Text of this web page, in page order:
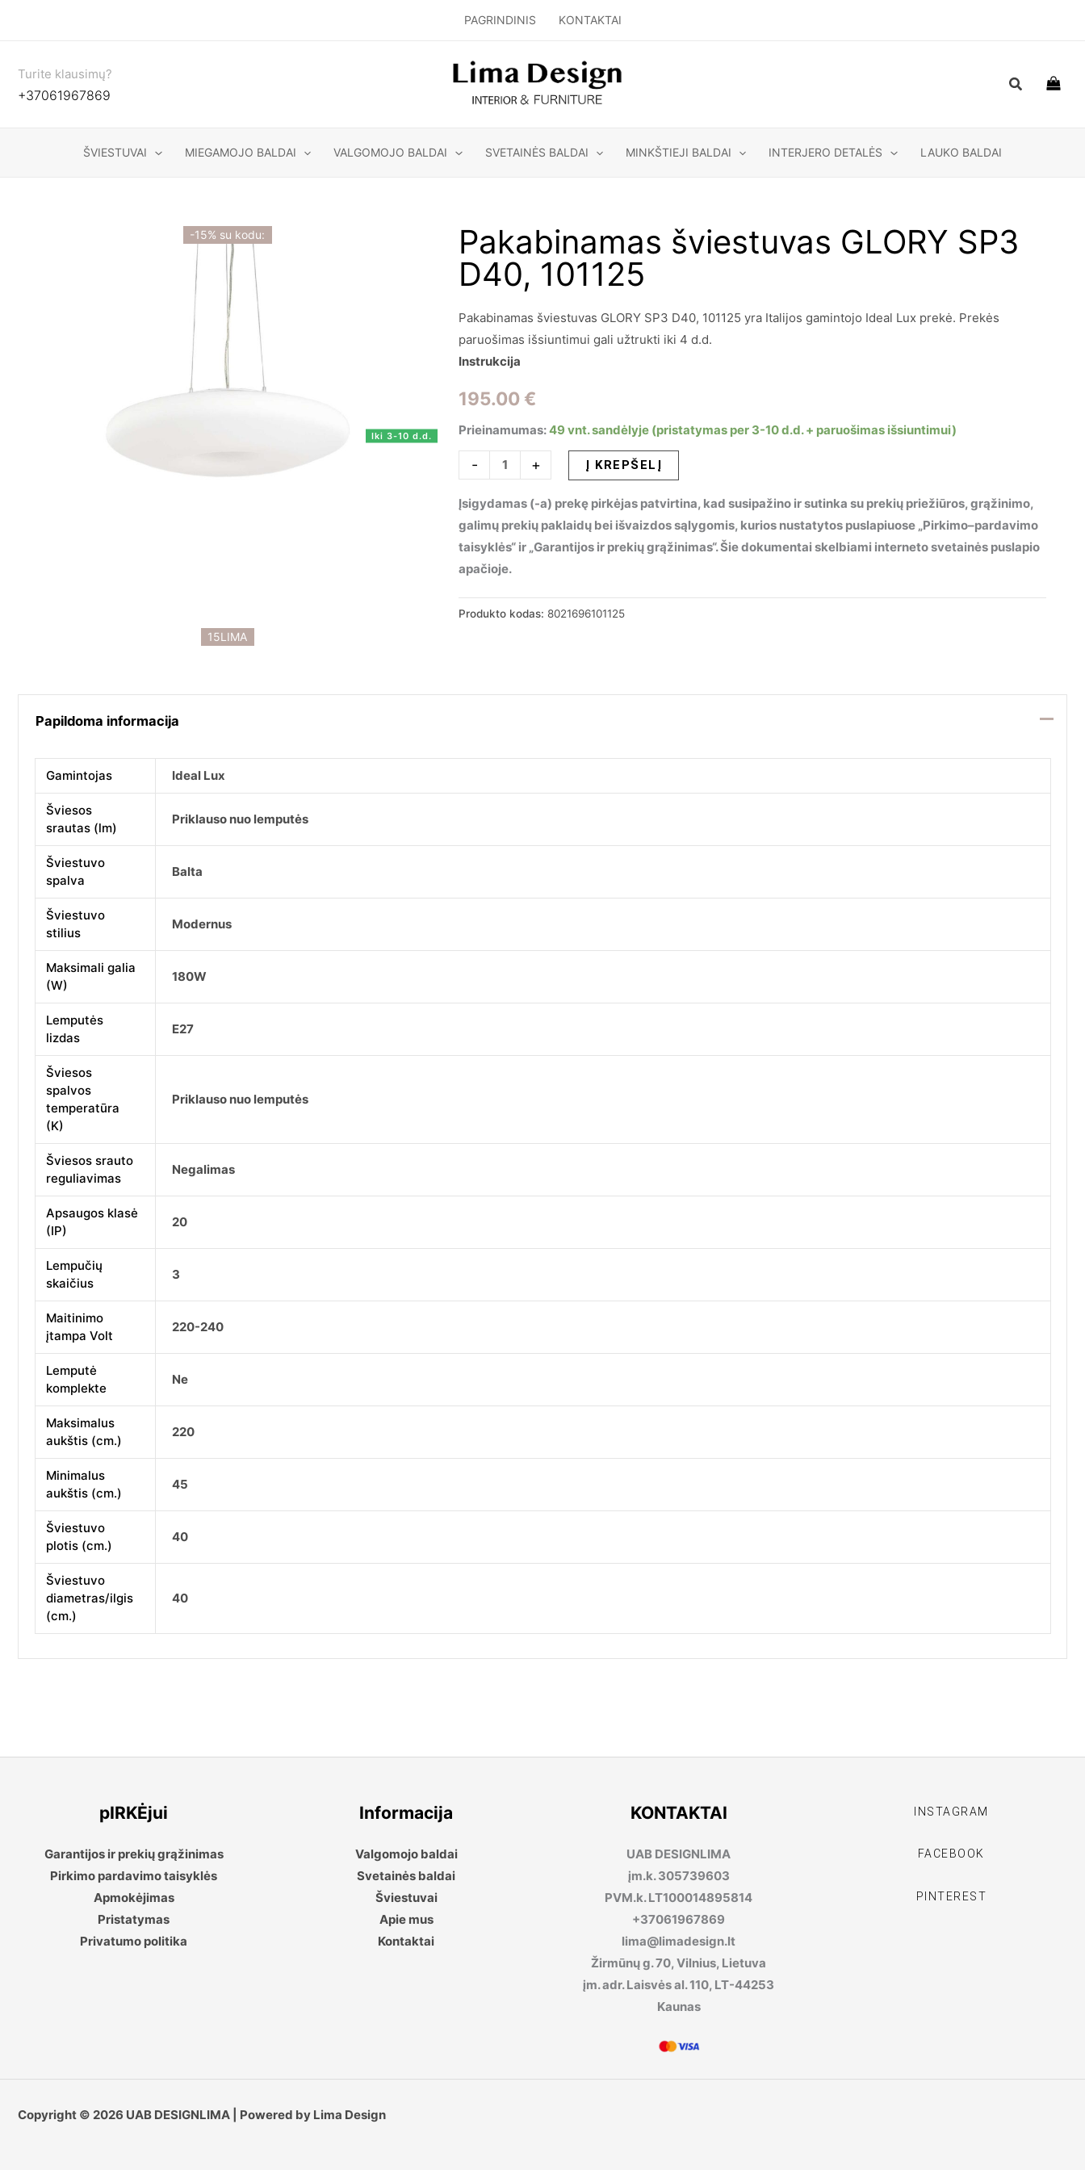
PAGRINDINIS KONTAKTAI
Turite klausimų?
+37061967869
Paieška
ŠVIESTUVAI MIEGAMOJO BALDAI VALGOMOJO BALDAI SVETAINĖS BALDAI MINKŠTIEJI BALDAI INTERJERO DETALĖS LAUKO BALDAI
15LIMA
-15% su kodu:
Iki 3-10 d.d.
Pakabinamas šviestuvas GLORY SP3
D40, 101125
Pakabinamas šviestuvas GLORY SP3 D40, 101125 yra Italijos gamintojo Ideal Lux prekė. Prekės
paruošimas išsiuntimui gali užtrukti iki 4 d.d.
Instrukcija
195.00 €
Prieinamumas:49 vnt. sandėlyje (pristatymas per 3-10 d.d. + paruošimas išsiuntimui)
-
produkto
kiekis:
Pakabinamas
šviestuvas
GLORY
SP3
101125
+ Į KREPŠELĮ
Įsigydamas (-a) prekę pirkėjas patvirtina, kad susipažino ir sutinka su prekių priežiūros, grąžinimo,
galimų prekių paklaidų bei išvaizdos sąlygomis, kurios nustatytos puslapiuose „Pirkimo–pardavimo
taisyklės“ ir „Garantijos ir prekių grąžinimas“. Šie dokumentai skelbiami interneto svetainės puslapio
apačioje.
Produkto kodas: 8021696101125
Papildoma informacija
Gamintojas Ideal Lux
Šviesos
srautas (lm)
Priklauso nuo lemputės
Šviestuvo
spalva
Balta
Šviestuvo
stilius
Modernus
Maksimali galia
(W)
180W
Lemputės
lizdas
E27
Šviesos
spalvos
temperatūra
(K)
Priklauso nuo lemputės
Šviesos srauto
reguliavimas
Negalimas
Apsaugos klasė
(IP)
20
Lempučių
skaičius
3
Maitinimo
įtampa Volt
220-240
Lemputė
komplekte
Ne
Maksimalus
aukštis (cm.)
220
Minimalus
aukštis (cm.)
45
Šviestuvo
plotis (cm.)
40
Šviestuvo
diametras/ilgis
(cm.)
40
pIRKĖjui
Garantijos ir prekių grąžinimas
Pirkimo pardavimo taisyklės
Apmokėjimas
Pristatymas
Privatumo politika
Informacija
Valgomojo baldai
Svetainės baldai
Šviestuvai
Apie mus
Kontaktai
KONTAKTAI
UAB DESIGNLIMA
įm.k. 305739603
PVM.k. LT100014895814
+37061967869
lima@limadesign.lt
Žirmūnų g. 70, Vilnius, Lietuva
įm. adr. Laisvės al. 110, LT-44253
Kaunas
INSTAGRAM
FACEBOOK
PINTEREST
Copyright © 2026 UAB DESIGNLIMA | Powered by Lima Design